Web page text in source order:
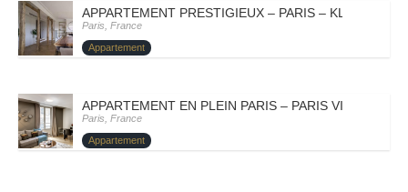
APPARTEMENT PRESTIGIEUX – PARIS – KLEOFINA
Paris, France
Appartement
APPARTEMENT EN PLEIN PARIS – PARIS VIII –
Paris, France
Appartement